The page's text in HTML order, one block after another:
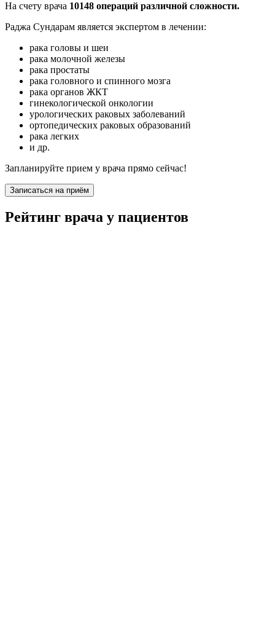
На счету врача 10148 операций различной сложности.
Раджа Сундарам является экспертом в лечении:
рака головы и шеи
рака молочной железы
рака простаты
рака головного и спинного мозга
рака органов ЖКТ
гинекологической онкологии
урологических раковых заболеваний
ортопедических раковых образований
рака легких
и др.
Запланируйте прием у врача прямо сейчас!
Записаться на приём
Рейтинг врача у пациентов